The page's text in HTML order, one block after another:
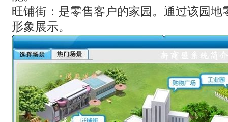
旺铺街：是零售客户的家园。通过该园地
形象展示。